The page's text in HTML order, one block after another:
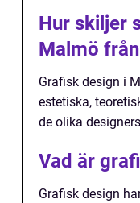
Hur skiljer
Malmö
Grafisk design i
estetiska,
de olika
Vad är
Grafisk design